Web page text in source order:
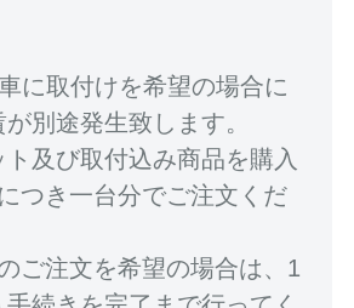
に取付けを希望の場合に
別途発生致します。
及び取付込み商品を購入
つき一台分でご注文くだ
ご注文を希望の場合は、1